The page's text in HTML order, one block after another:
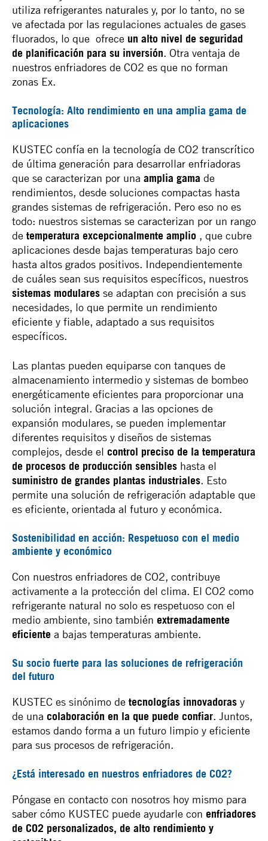
utiliza refrigerantes naturales y, por lo tanto, no se
ve afectada por las regulaciones actuales de gases
fluorados, lo que ofrece un alto nivel de seguridad
de planificación para su inversión. Otra ventaja de
nuestros enfriadores de CO2 es que no forman
zonas Ex.
Tecnología: Alto rendimiento en una amplia gama de
aplicaciones
KUSTEC confía en la tecnología de CO2 transcrítico
de última generación para desarrollar enfriadoras
que se caracterizan por una amplia gama de
rendimientos, desde soluciones compactas hasta
grandes sistemas de refrigeración. Pero eso no es
todo: nuestros sistemas se caracterizan por un rango
de temperatura excepcionalmente amplio , que cubre
aplicaciones desde bajas temperaturas bajo cero
hasta altos grados positivos. Independientemente
de cuáles sean sus requisitos específicos, nuestros
sistemas modulares se adaptan con precisión a sus
necesidades, lo que permite un rendimiento
eficiente y fiable, adaptado a sus requisitos
específicos.
Las plantas pueden equiparse con tanques de
almacenamiento intermedio y sistemas de bombeo
energéticamente eficientes para proporcionar una
solución integral. Gracias a las opciones de
expansión modulares, se pueden implementar
diferentes requisitos y diseños de sistemas
complejos, desde el control preciso de la temperatura
de procesos de producción sensibles hasta el
suministro de grandes plantas industriales. Esto
permite una solución de refrigeración adaptable que
es eficiente, orientada al futuro y económica.
Sostenibilidad en acción: Respetuoso con el medio
ambiente y económico
Con nuestros enfriadores de CO2, contribuye
activamente a la protección del clima. El CO2 como
refrigerante natural no solo es respetuoso con el
medio ambiente, sino también extremadamente
eficiente a bajas temperaturas ambiente.
Su socio fuerte para las soluciones de refrigeración
del futuro
KUSTEC es sinónimo de tecnologías innovadoras y
de una colaboración en la que puede confiar. Juntos,
estamos dando forma a un futuro limpio y eficiente
para sus procesos de refrigeración.
¿Está interesado en nuestros enfriadores de CO2?
Póngase en contacto con nosotros hoy mismo para
saber cómo KUSTEC puede ayudarle con enfriadores
de CO2 personalizados, de alto rendimiento y